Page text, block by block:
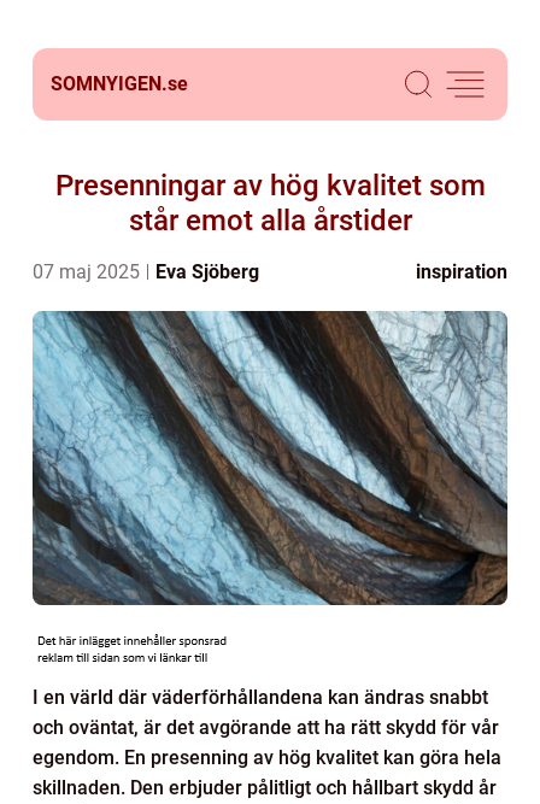
SOMNYIGEN.se
Presenningar av hög kvalitet som
står emot alla årstider
07 maj 2025 Eva Sjöberg inspiration
I en värld där väderförhållandena kan ändras snabbt
och oväntat, är det avgörande att ha rätt skydd för vår
egendom. En presenning av hög kvalitet kan göra hela
skillnaden. Den erbjuder pålitligt och hållbart skydd år